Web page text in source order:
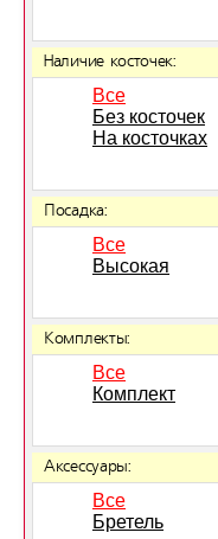
Наличие косточек:
Все
Без косточек
На косточках
Посадка:
Все
Высокая
Комплекты:
Все
Комплект
Аксессуары:
Все
Бретель